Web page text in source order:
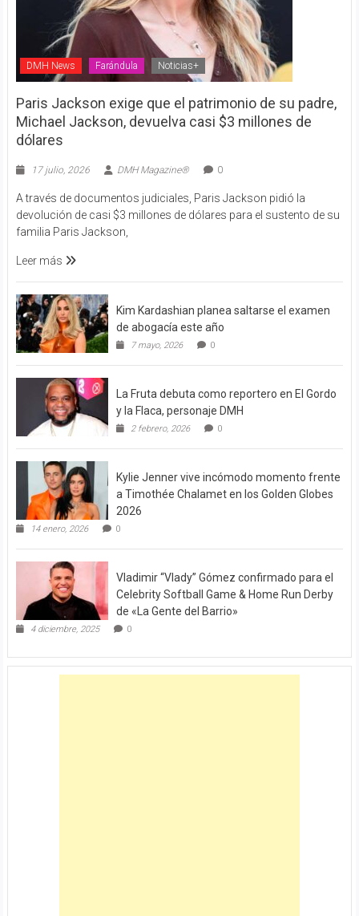
DMH News Farándula Noticias+
Paris Jackson exige que el patrimonio de su padre,
Michael Jackson, devuelva casi $3 millones de
dólares
17 julio, 2026 DMH Magazine® 0
A través de documentos judiciales, Paris Jackson pidió la
devolución de casi $3 millones de dólares para el sustento de su
familia Paris Jackson,
Leer más
Kim Kardashian planea saltarse el examen
de abogacía este año
7 mayo, 2026 0
La Fruta debuta como reportero en El Gordo
y la Flaca, personaje DMH
2 febrero, 2026 0
Kylie Jenner vive incómodo momento frente
a Timothée Chalamet en los Golden Globes
2026
14 enero, 2026 0
Vladimir “Vlady” Gómez confirmado para el
Celebrity Softball Game & Home Run Derby
de «La Gente del Barrio»
4 diciembre, 2025 0